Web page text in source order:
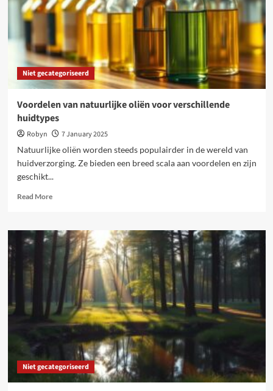
jouw
spaargeld?
Niet gecategoriseerd
Voordelen van natuurlijke oliën voor verschillende
huidtypes
Robyn
7 January 2025
Natuurlijke oliën worden steeds populairder in de wereld van
huidverzorging. Ze bieden een breed scala aan voordelen en zijn
geschikt...
Read MoreRead
Voordelen
van
natuurlijke
voor
verschillende
huidtypes
Niet gecategoriseerd